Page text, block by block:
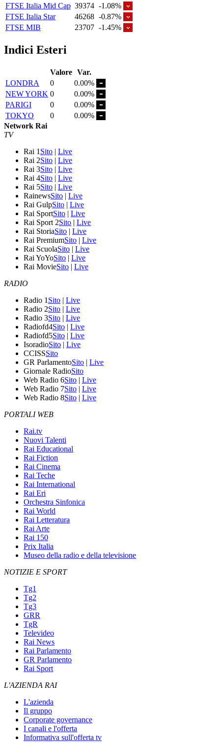
FTSE Italia Mid Cap 39374 -1.08%
FTSE Italia Star
46268 -0.87%
FTSE MIB
23707 -1.45%
Indici Esteri
Valore Var.
LONDRA
0
0.00%
NEW YORK 0
0.00%
PARIGI
0
0.00%
TOKYO
0
0.00%
Network Rai
TV
Rai 1 Sito | Live
Rai 2Sito | Live
Rai 3Sito | Live
Rai 4Sito | Live
Rai 5Sito | Live
RainewsSito | Live
Rai GulpSito | Live
Rai SportSito | Live
Rai Sport 2Sito | Live
Rai StoriaSito | Live
Rai PremiumSito | Live
Rai ScuolaSito | Live
Rai YoYoSito | Live
Rai MovieSito | Live
RADIO
Radio 1 Sito | Live
Radio 2Sito | Live
Radio 3Sito | Live
Radiofd4Sito | Live
Radiofd5Sito | Live
IsoradioSito | Live
CCISSSito
GR ParlamentoSito | Live
Giornale RadioSito
Web Radio 6Sito | Live
Web Radio 7Sito | Live
Web Radio 8Sito | Live
PORTALI WEB
Rai.tv
Nuovi Talenti
Rai Educational
Rai Fiction
Rai Cinema
Rai Teche
Rai International
Rai Eri
Orchestra Sinfonica
Rai World
Rai Letteratura
Rai Arte
Rai 150
Prix Italia
Museo della radio e della televisione
NOTIZIE E SPORT
Tg1
Tg2
Tg3
GRR
TgR
Televideo
Rai News
Rai Parlamento
GR Parlamento
Rai Sport
L'AZIENDA RAI
L'azienda
Il gruppo
Corporate governance
I canali e l'offerta
Informativa sull'offerta tv